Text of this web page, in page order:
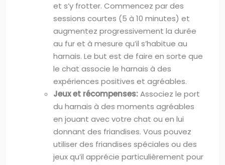
et s’y frotter. Commencez par des
sessions courtes (5 à 10 minutes) et
augmentez progressivement la durée
au fur et à mesure qu’il s’habitue au
harnais. Le but est de faire en sorte que
le chat associe le harnais à des
expériences positives et agréables.
Jeux et récompenses:Associez le port
du harnais à des moments agréables
en jouant avec votre chat ou en lui
donnant des friandises. Vous pouvez
utiliser des friandises spéciales ou des
jeux qu’il apprécie particulièrement pour